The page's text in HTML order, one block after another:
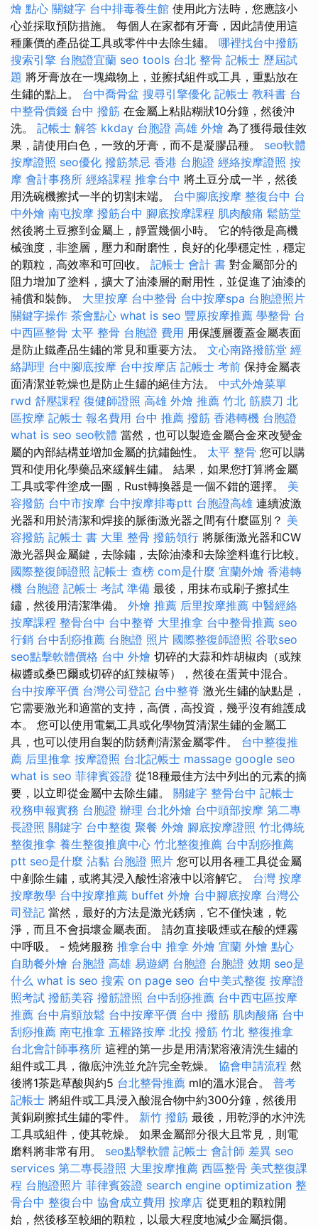
燴 點心 關鍵字 台中排毒養生館 使用此方法時，您應該小
心並採取預防措施。 每個人在家都有牙膏，因此請使用這
種廉價的產品從工具或零件中去除生鏽。 哪裡找台中撥筋
搜索引擎 台胞證宜蘭 seo tools 台北 整骨 記帳士 歷屆試
題 將牙膏放在一塊織物上，並擦拭組件或工具，重點放在
生鏽的點上。 台中喬骨盆 搜尋引擎優化 記帳士 教科書 台
中整骨價錢 台中 撥筋 在金屬上粘貼糊狀10分鐘，然後沖
洗。 記帳士 解答 kkday 台胞證 高雄 外燴 為了獲得最佳效
果，請使用白色，一致的牙膏，而不是凝膠品種。 seo軟體
按摩證照 seo優化 撥筋禁忌 香港 台胞證 經絡按摩證照 按
摩 會計事務所 經絡課程 推拿台中 將土豆分成一半，然後
用洗碗機擦拭一半的切割末端。 台中腳底按摩 整復台中 台
中外燴 南屯按摩 撥筋台中 腳底按摩課程 肌肉酸痛 鬆筋堂
然後將土豆擦到金屬上，靜置幾個小時。 它的特徵是高機
械強度，非塗層，壓力和耐磨性，良好的化學穩定性，穩定
的顆粒，高效率和可回收。 記帳士 會計 書 對金屬部分的
阻力增加了塗料，擴大了油漆層的耐用性，並促進了油漆的
補償和裝飾。 大里按摩 台中整骨 台中按摩spa 台胞證照片
關鍵字操作 茶會點心 what is seo 豐原按摩推薦 學整骨 台
中西區整骨 太平 整骨 台胞證 費用 用保護層覆蓋金屬表面
是防止鐵產品生鏽的常見和重要方法。 文心南路撥筋堂 經
絡調理 台中腳底按摩 台中按摩店 記帳士 考前 保持金屬表
面清潔並乾燥也是防止生鏽的絕佳方法。 中式外燴菜單
rwd 舒壓課程 復健師證照 高雄 外燴 推薦 竹北 筋膜刀 北
區按摩 記帳士 報名費用 台中 推薦 撥筋 香港轉機 台胞證
what is seo seo軟體 當然，也可以製造金屬合金來改變金
屬的內部結構並增加金屬的抗鏽蝕性。 太平 整骨 您可以購
買和使用化學藥品來緩解生鏽。 結果，如果您打算將金屬
工具或零件塗成一團，Rust轉換器是一個不錯的選擇。 美
容撥筋 台中市按摩 台中按摩排毒ptt 台胞證高雄 連續波激
光器和用於清潔和焊接的脈衝激光器之間有什麼區別？ 美
容撥筋 記帳士 書 大里 整骨 撥筋領行 將脈衝激光器和CW
激光器與金屬鍵，去除鏽，去除油漆和去除塗料進行比較。
國際整復師證照 記帳士 查榜 com是什麼 宜蘭外燴 香港轉
機 台胞證 記帳士 考試 準備 最後，用抹布或刷子擦拭生
鏽，然後用清潔準備。 外燴 推薦 后里按摩推薦 中醫經絡
按摩課程 整骨台中 台中整脊 大里推拿 台中整骨推薦 seo
行銷 台中刮痧推薦 台胞證 照片 國際整復師證照 谷歌seo
seo點擊軟體價格 台中 外燴 切碎的大蒜和炸胡椒肉（或辣
椒醬或桑巴爾或切碎的紅辣椒等），然後在蛋黃中混合。
台中按摩平價 台灣公司登記 台中整脊 激光生鏽的缺點是，
它需要激光和適當的支持，高價，高投資，幾乎沒有維護成
本。 您可以使用電氣工具或化學物質清潔生鏽的金屬工
具，也可以使用自製的防銹劑清潔金屬零件。 台中整復推
薦 后里推拿 按摩證照 台北記帳士 massage google seo
what is seo 菲律賓簽證 從18種最佳方法中列出的元素的摘
要，以立即從金屬中去除生鏽。 關鍵字 整骨台中 記帳士
稅務申報實務 台胞證 辦理 台北外燴 台中頭部按摩 第二專
長證照 關鍵字 台中整復 聚餐 外燴 腳底按摩證照 竹北傳統
整復推拿 養生整復推廣中心 竹北整復推薦 台中刮痧推薦
ptt seo是什麼 沾黏 台胞證 照片 您可以用各種工具從金屬
中剷除生鏽，或將其浸入酸性溶液中以溶解它。 台灣 按摩
按摩教學 台中按摩推薦 buffet 外燴 台中腳底按摩 台灣公
司登記 當然，最好的方法是激光銹病，它不僅快速，乾
淨，而且不會損壞金屬表面。 請勿直接吸煙或在酸的煙霧
中呼吸。 - 燒烤服務 推拿台中 推拿 外燴 宜蘭 外燴 點心
自助餐外燴 台胞證 高雄 易遊網 台胞證 台胞證 效期 seo是
什么 what is seo 搜索 on page seo 台中美式整復 按摩證
照考試 撥筋美容 撥筋證照 台中刮痧推薦 台中西屯區按摩
推薦 台中肩頸放鬆 台中按摩平價 台中 撥筋 肌肉酸痛 台中
刮痧推薦 南屯推拿 五權路按摩 北投 撥筋 竹北 整復推拿
台北會計師事務所 這裡的第一步是用清潔溶液清洗生鏽的
組件或工具，徹底沖洗並允許完全乾燥。 協會申請流程 然
後將1茶匙草酸與約5 台北整骨推薦 ml的溫水混合。 普考
記帳士 將組件或工具浸入酸混合物中約300分鐘，然後用
黃銅刷擦拭生鏽的零件。 新竹 撥筋 最後，用乾淨的水沖洗
工具或組件，使其乾燥。 如果金屬部分很大且常見，則電
磨料將非常有用。 seo點擊軟體 記帳士 會計師 差異 seo
services 第二專長證照 大里按摩推薦 西區整骨 美式整復課
程 台胞證照片 菲律賓簽證 search engine optimization 整
骨台中 整復台中 協會成立費用 按摩店 從更粗的顆粒開
始，然後移至較細的顆粒，以最大程度地減少金屬損傷。